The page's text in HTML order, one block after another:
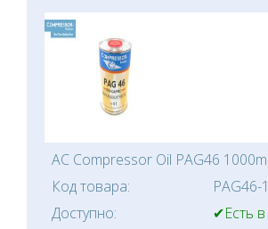
AC Compressor Oil PAG46 1000ml
Код товара:
PAG46-
Доступно:
✔Есть